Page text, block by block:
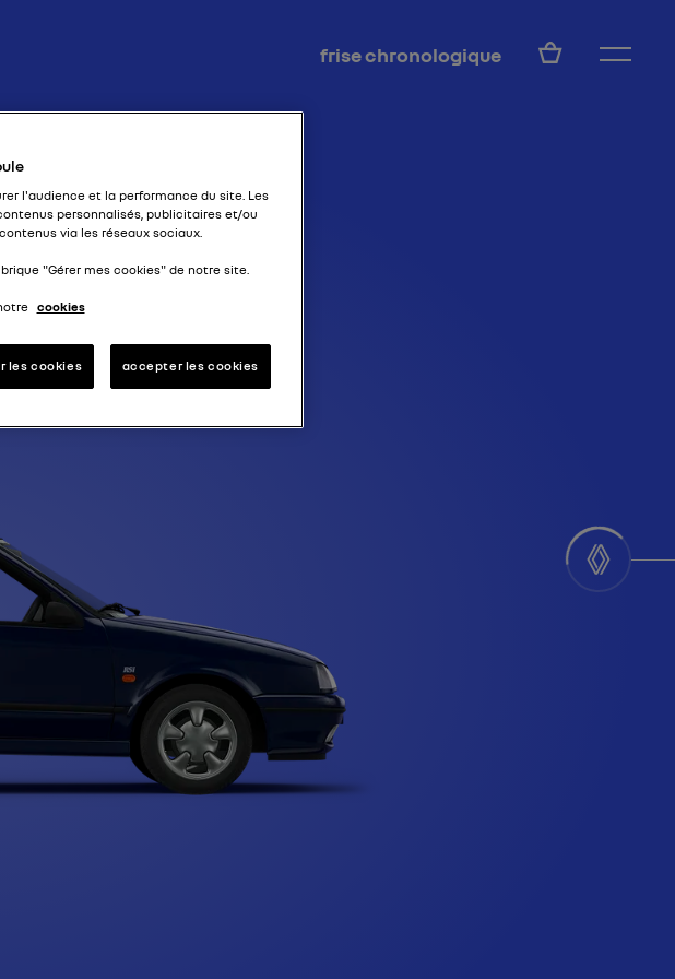
frise chronologique FR
l'audience et la performance du site. Les
personnalisés, publicitaires et/ou
via les réseaux sociaux.
"Gérer mes cookies" de notre site.
cookies
les cookies accepter les cookies